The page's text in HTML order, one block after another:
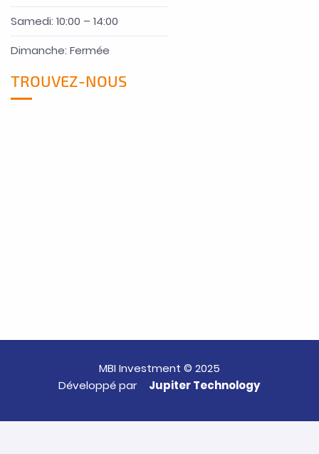
Samedi: 10:00 – 14:00
Dimanche: Fermée
TROUVEZ-NOUS
MBI Investment © 2025
Développé par
Jupiter Technology